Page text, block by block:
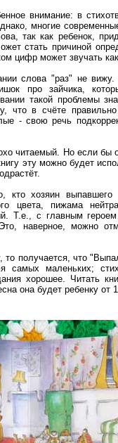
внимание: в
многие
так как ребенок,
стать причиной
цифр может звучать
слова "раз" не
про зайчика,
такой проблемы
что в счёте
- свою речь
читаемый. Но если бы
эту можно будет
кто хозяин
цвета, пижама
Т.е., с главным
наверное, можно
то получается, что
самых маленьких;
хорошее. Читать
она будет ребенку от